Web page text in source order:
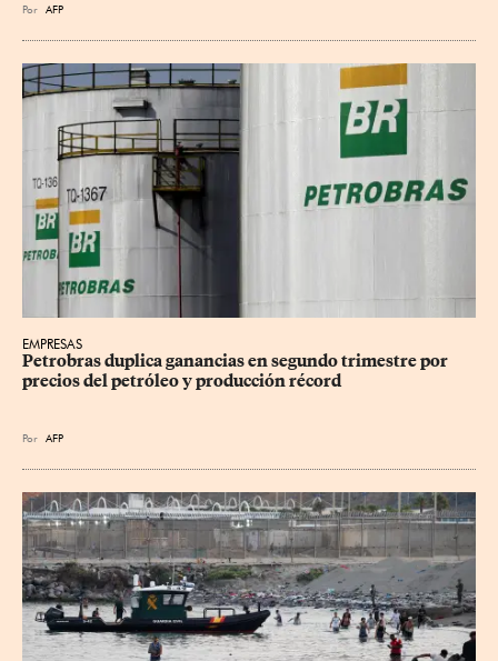
Por AFP
EMPRESAS
Petrobras duplica ganancias en segundo trimestre por
precios del petróleo y producción récord
Por AFP